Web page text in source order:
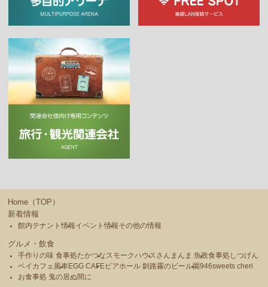
Home（TOP）
新着情報
館内テナント情報イベント情報その他の情報
グルメ・飲食
手作りの味 食事処たかつな スモークハウス さんまんま 魚政食事処しつげん
ベイカフェ風車EGG CAFEビアホール 釧路霧のビール園946sweets cheri
お食事処 鬼の居ぬ間に